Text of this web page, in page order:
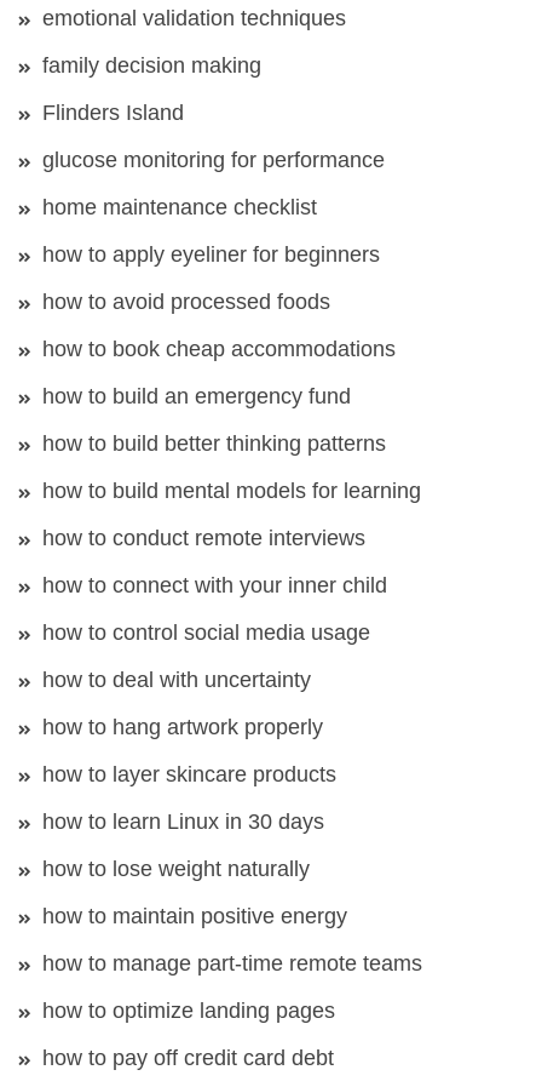
emotional validation techniques
family decision making
Flinders Island
glucose monitoring for performance
home maintenance checklist
how to apply eyeliner for beginners
how to avoid processed foods
how to book cheap accommodations
how to build an emergency fund
how to build better thinking patterns
how to build mental models for learning
how to conduct remote interviews
how to connect with your inner child
how to control social media usage
how to deal with uncertainty
how to hang artwork properly
how to layer skincare products
how to learn Linux in 30 days
how to lose weight naturally
how to maintain positive energy
how to manage part-time remote teams
how to optimize landing pages
how to pay off credit card debt